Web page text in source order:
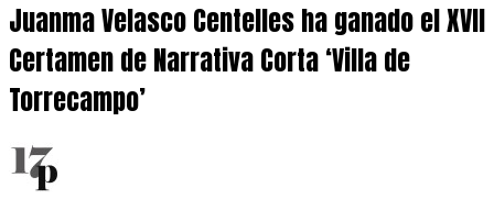
Juanma Velasco Centelles ha ganado el XVII
Certamen de Narrativa Corta ‘Villa de
Torrecampo’